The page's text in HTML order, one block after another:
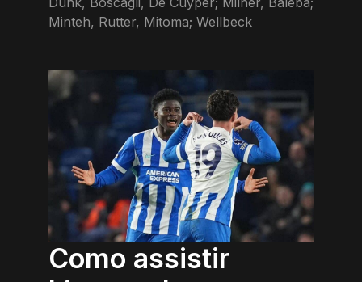
Minteh, Rutter, Mitoma; Wellbeck
Como assistir